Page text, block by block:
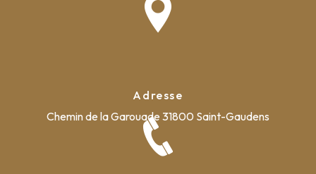
Adresse
Chemin de la Garouade 31800 Saint-Gaudens